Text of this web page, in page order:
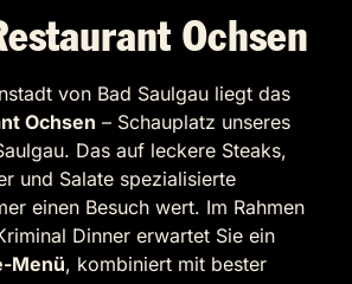
Ochsen
von Bad Saulgau liegt das
Ochsen – Schauplatz unseres
Das auf leckere Steaks,
und Salate spezialisierte
einen Besuch wert. Im Rahmen
Dinner erwartet Sie ein
Menü, kombiniert mit bester